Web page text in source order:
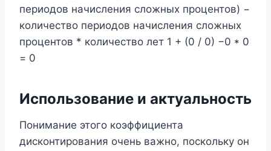
периодов начисления сложных процентов) −
количество периодов начисления сложных
процентов * количество лет 1 + (0 / 0) −0 * 0
= 0
Использование и актуальность
Понимание этого коэффициента
дисконтирования очень важно, поскольку он